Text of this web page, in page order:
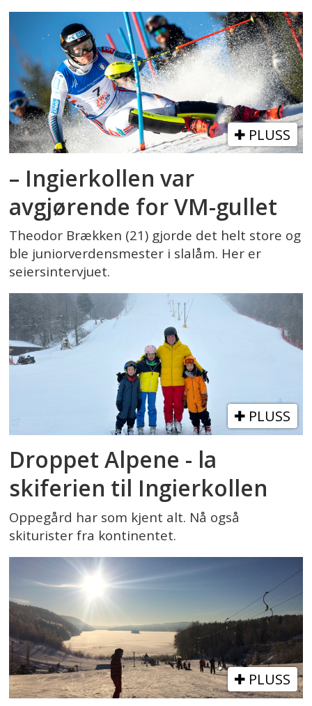
PLUSS
– Ingierkollen var
avgjørende for VM-gullet
Theodor Brækken (21) gjorde det helt store og
ble juniorverdensmester i slalåm. Her er
seiersintervjuet.
PLUSS
Droppet Alpene - la
skiferien til Ingierkollen
Oppegård har som kjent alt. Nå også
skiturister fra kontinentet.
PLUSS